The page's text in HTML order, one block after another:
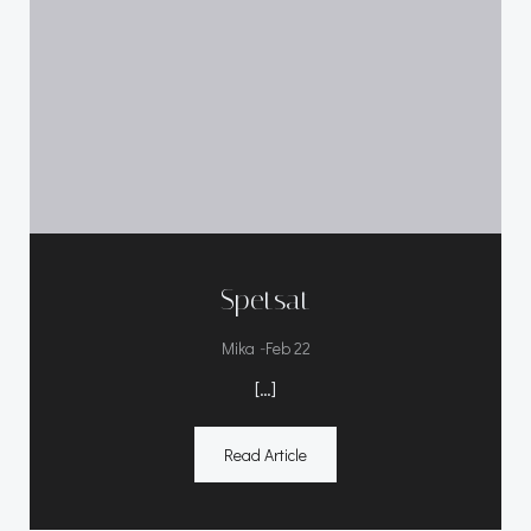
Spetsat
Mika -Feb 22
[…]
Read Article